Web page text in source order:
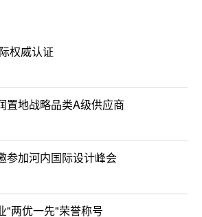
权威认证
置地战略品类A级供应商
参加河内国际设计峰会
"两优一先"荣誉称号